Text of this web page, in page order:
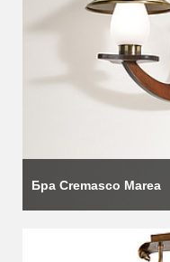
Бра Cremasco Marea